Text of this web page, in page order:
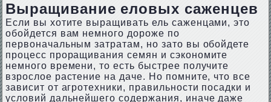
Выращивание еловых саженцев
Если вы хотите выращивать ель саженцами, это
обойдется вам немного дороже по
первоначальным затратам, но зато вы обойдете
процесс проращивания семян и сэкономите
немного времени, то есть быстрее получите
взрослое растение на даче. Но помните, что все
зависит от агротехники, правильности посадки и
условий дальнейшего содержания, иначе даже